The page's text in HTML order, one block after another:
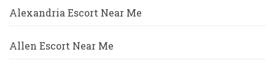
Alexandria Escort Near Me
Allen Escort Near Me